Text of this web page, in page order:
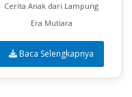
Cerita Anak dari Lampung
Era Mutiara
Baca Selengkapnya